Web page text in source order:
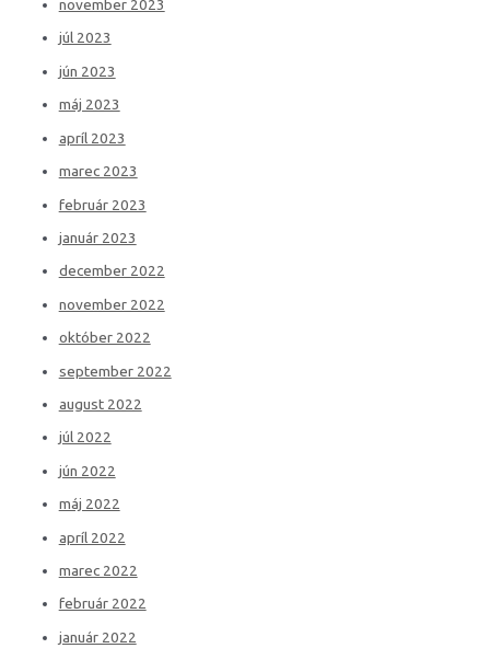
november 2023
júl 2023
jún 2023
máj 2023
apríl 2023
marec 2023
február 2023
január 2023
december 2022
november 2022
október 2022
september 2022
august 2022
júl 2022
jún 2022
máj 2022
apríl 2022
marec 2022
február 2022
január 2022